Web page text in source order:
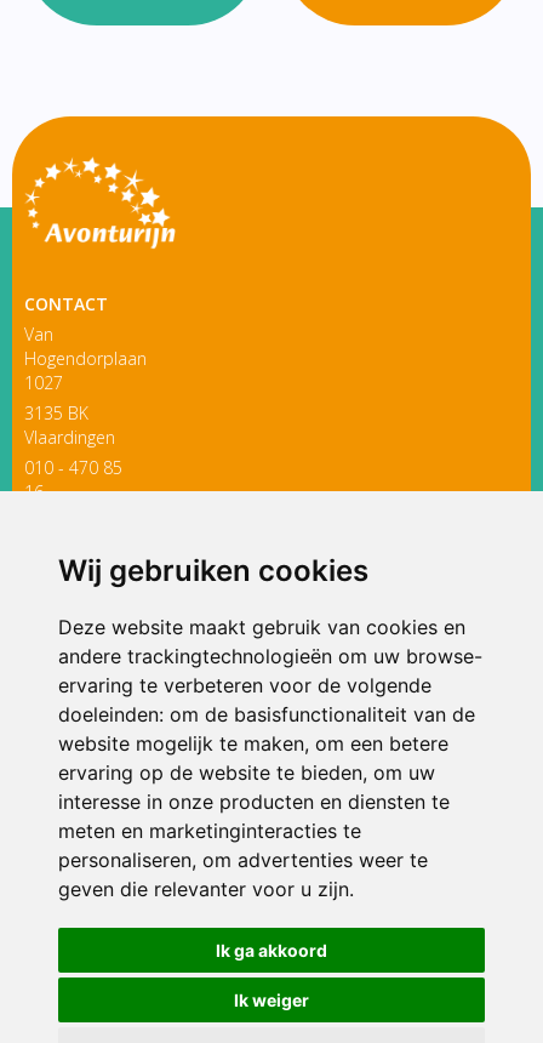
Wij gebruiken cookies
Deze website maakt gebruik van cookies en
andere trackingtechnologieën om uw browse-
ervaring te verbeteren voor de volgende
doeleinden: om de basisfunctionaliteit van de
website mogelijk te maken, om een betere
ervaring op de website te bieden, om uw
interesse in onze producten en diensten te
meten en marketinginteracties te
personaliseren, om advertenties weer te
geven die relevanter voor u zijn.
Ik ga akkoord
Ik weiger
CONTACT
Van
Hogendorplaan
1027
3135 BK
Vlaardingen
010 - 470 85
16
ONDERDEEL VAN
© 2026 Avonturijn | Alle rechten voorbehouden
Privacy policy|Disclaimer| Klachtenregeling|RSIN en Anbi
voorkeuren
Crealisatie The MindOffice